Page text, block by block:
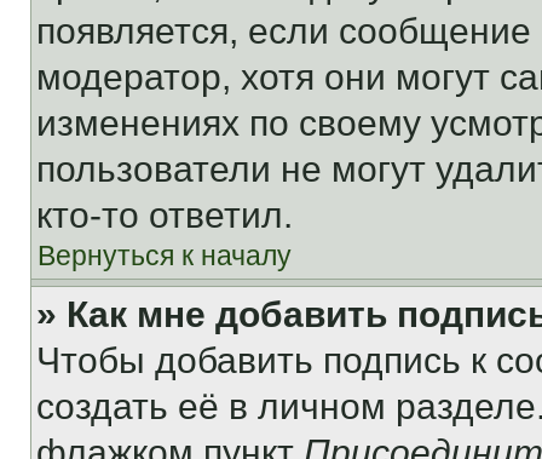
появляется, если
модератор, хотя они могут
изменениях по своему
пользователи не могут
кто-то ответил.
Вернуться к началу
» Как мне добавить
Чтобы добавить подпись к
создать её в личном